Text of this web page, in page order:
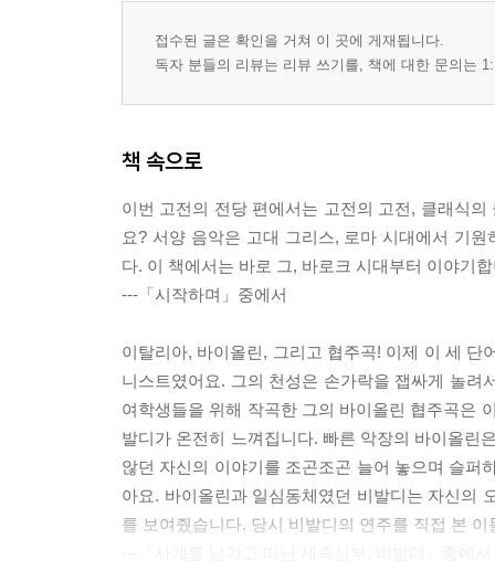
접수된 글은 확인을 거쳐 이 곳에 게재됩니다.
독자 분들의 리뷰는 리뷰 쓰기를, 책에 대한 문의는
책 속으로
이번 고전의 전당 편에서는 고전의 고전, 클래식
요? 서양 음악은 고대 그리스, 로마 시대에서 기
다. 이 책에서는 바로 그, 바로크 시대부터 이야기
---「시작하며」중에서
이탈리아, 바이올린, 그리고 협주곡! 이제 이 세 단
니스트였어요. 그의 천성은 손가락을 잽싸게 놀
여학생들을 위해 작곡한 그의 바이올린 협주곡은
발디가 온전히 느껴집니다. 빠른 악장의 바이올린
않던 자신의 이야기를 조곤조곤 늘어 놓으며 슬퍼
아요. 바이올린과 일심동체였던 비발디는 자신의
를 보여줬습니다. 당시 비발디의 연주를 직접 본